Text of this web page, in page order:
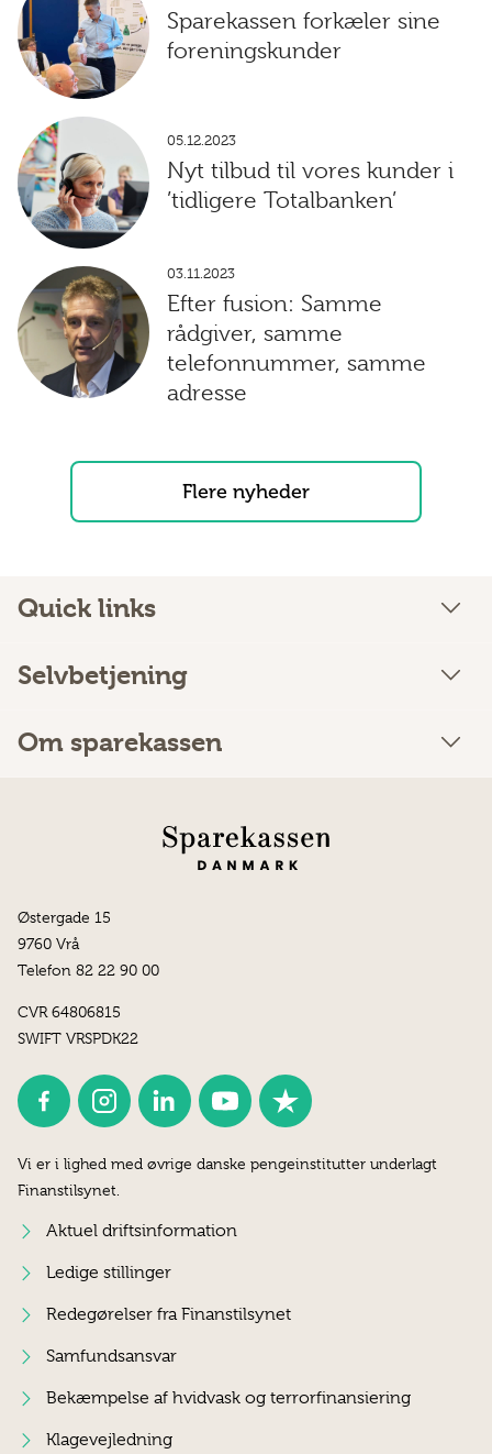
Sparekassen forkæler sine
foreningskunder
05.12.2023
Nyt tilbud til vores kunder i
’tidligere Totalbanken’
03.11.2023
Efter fusion: Samme
rådgiver, samme
telefonnummer, samme
adresse
Flere nyheder
Quick links
Selvbetjening
Om sparekassen
Østergade 15
9760 Vrå
Telefon 82 22 90 00
CVR 64806815
SWIFT VRSPDK22
Vi er i lighed med øvrige danske pengeinstitutter underlagt
Finanstilsynet.
Aktuel driftsinformation
Ledige stillinger
Redegørelser fra Finanstilsynet
Samfundsansvar
Bekæmpelse af hvidvask og terrorfinansiering
Klagevejledning